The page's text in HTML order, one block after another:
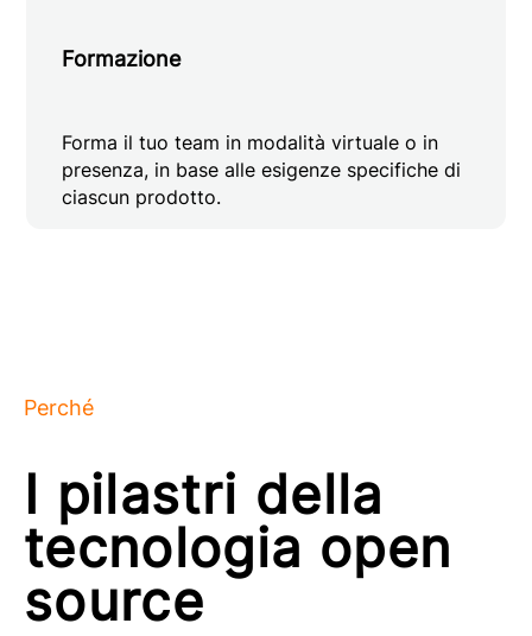
Formazione
Forma il tuo team in modalità virtuale o in
presenza, in base alle esigenze specifiche di
ciascun prodotto.
Perché
I pilastri della
tecnologia open
source